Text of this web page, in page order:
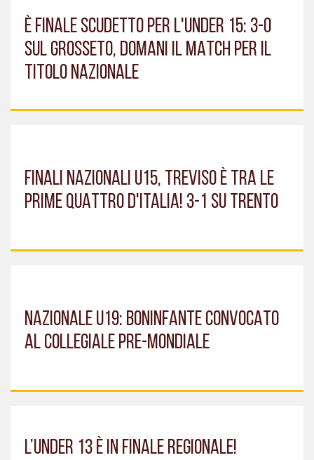
È FINALE SCUDETTO PER L'UNDER 15: 3-0
SUL GROSSETO, DOMANI IL MATCH PER IL
TITOLO NAZIONALE
FINALI NAZIONALI U15, TREVISO È TRA LE
PRIME QUATTRO D'ITALIA! 3-1 SU TRENTO
NAZIONALE U19: BONINFANTE CONVOCATO
AL COLLEGIALE PRE-MONDIALE
L’UNDER 13 È IN FINALE REGIONALE!